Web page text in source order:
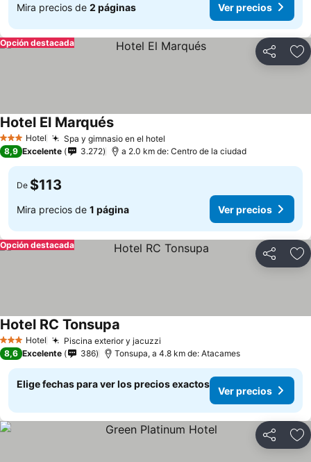
Mira precios de 2 páginas Ver precios
Compartir
Opción destacada
3 Estrellas
Hotel Spa y gimnasio en el hotel
Hotel El Marqués
8,9 Excelente 3.272 a 2.0 km de: Centro de la ciudad
De $113
Mira precios de 1 página Ver precios
Compartir
Opción destacada
3 Estrellas
Hotel Piscina exterior y jacuzzi
Hotel RC Tonsupa
8,6 Excelente 386 Tonsupa, a 4.8 km de: Atacames
Elige fechas para ver los precios exactos
Ver precios
Compartir